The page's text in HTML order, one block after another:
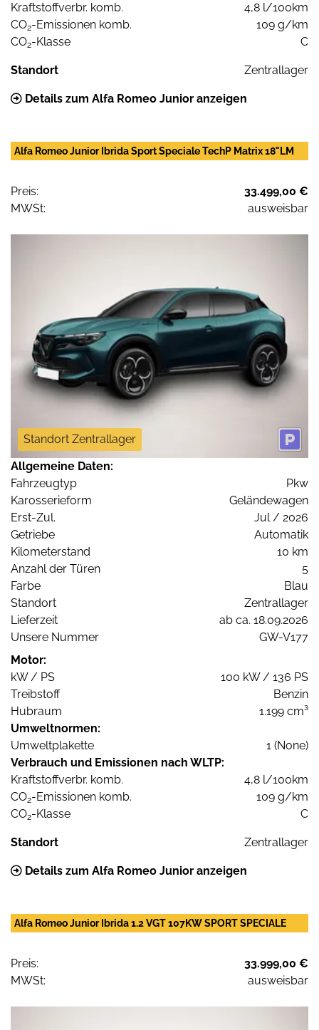
Kraftstoffverbr. komb.
4,8 l/100km
CO2-Emissionen komb.
109 g/km
CO2-Klasse C
Standort Zentrallager
Details zum Alfa Romeo Junior anzeigen
Alfa Romeo Junior Ibrida Sport Speciale TechP Matrix 18"LM
Preis:
33.499,00 €
MWSt:
ausweisbar
Standort Zentrallager
Allgemeine Daten:
Fahrzeugtyp
Pkw
Karosserieform
Geländewagen
Erst-Zul.
Jul / 2026
Getriebe
Automatik
Kilometerstand
10 km
Anzahl der Türen
5
Farbe
Blau
Standort
Zentrallager
Lieferzeit
ab ca. 18.09.2026
Unsere Nummer
GW-V177
Motor:
kW / PS
100 kW / 136 PS
Treibstoff
Benzin
Hubraum
1.199 cm³
Umweltnormen:
Umweltplakette
1 (None)
Verbrauch und Emissionen nach WLTP:
Kraftstoffverbr. komb.
4,8 l/100km
CO2-Emissionen komb.
109 g/km
CO2-Klasse C
Standort Zentrallager
Details zum Alfa Romeo Junior anzeigen
Alfa Romeo Junior Ibrida 1.2 VGT 107KW SPORT SPECIALE
Preis:
33.999,00 €
MWSt:
ausweisbar